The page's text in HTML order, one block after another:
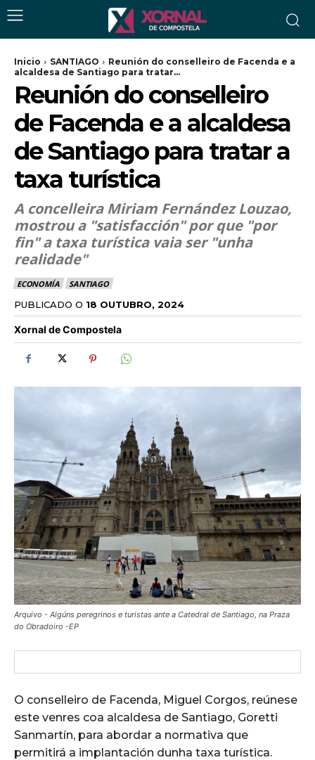
Inicio SANTIAGO
Reunión do conselleiro de Facenda e a
alcaldesa de Santiago para tratar...
Reunión do conselleiro
de Facenda e a alcaldesa
de Santiago para tratar a
taxa turística
A concelleira Miriam Fernández Louzao,
mostrou a "satisfacción" por que "por
fin" a taxa turística vaia ser "unha
realidade"
ECONOMÍA SANTIAGO
PUBLICADO O 18 OUTUBRO, 2024
Xornal de Compostela
Arquivo - Algúns peregrinos e turistas ante a Catedral de Santiago, na Praza
do Obradoiro -EP
O conselleiro de Facenda, Miguel Corgos, reúnese
este venres coa alcaldesa de Santiago, Goretti
Sanmartín, para abordar a normativa que
permitirá a implantación dunha taxa turística.